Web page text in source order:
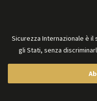
Sicurezza Internazionale è
gli Stati, senza